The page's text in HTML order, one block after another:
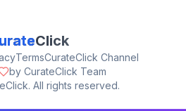
Click
TermsCurateClick Channel
by CurateClick Team
All rights reserved.